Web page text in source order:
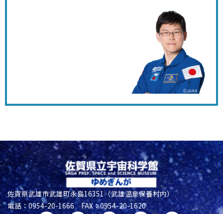
佐賀県武雄市武雄町永島16351（武雄温泉保養村内）
電話：0954-20-1666 FAX：0954-20-1620